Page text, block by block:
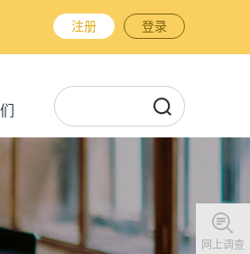
注册 登录
网上调查